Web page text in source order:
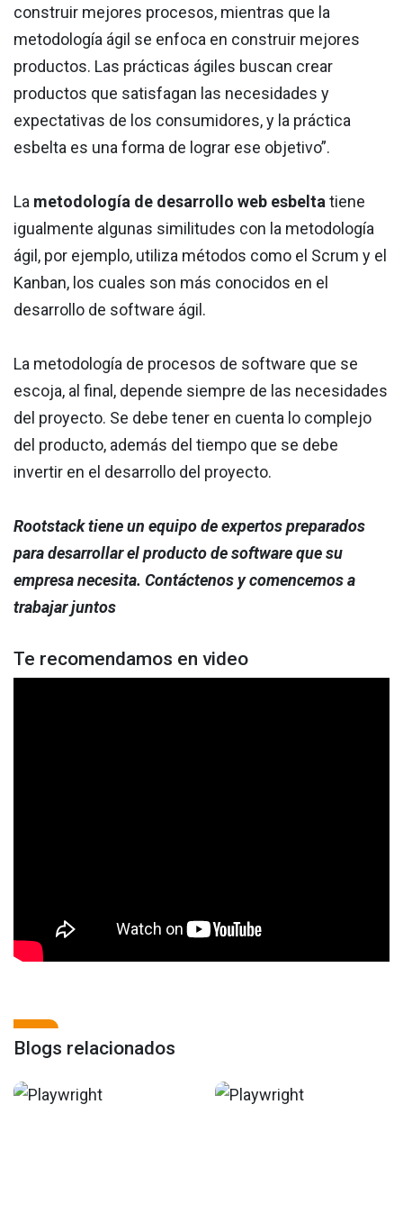
construir mejores procesos, mientras que la
metodología ágil se enfoca en construir mejores
productos. Las prácticas ágiles buscan crear
productos que satisfagan las necesidades y
expectativas de los consumidores, y la práctica
esbelta es una forma de lograr ese objetivo”.
La metodología de desarrollo web esbeltatiene
igualmente algunas similitudes con la metodología
ágil, por ejemplo, utiliza métodos como el Scrum y el
Kanban, los cuales son más conocidos en el
desarrollo de software ágil.
La metodología de procesos de software que se
escoja, al final, depende siempre de las necesidades
del proyecto. Se debe tener en cuenta lo complejo
del producto, además del tiempo que se debe
invertir en el desarrollo del proyecto.
Rootstack tiene un equipo de expertos preparados
para desarrollar el producto de software que su
empresa necesita. Contáctenos y comencemos a
trabajar juntos
Te recomendamos en video
Blogs relacionados